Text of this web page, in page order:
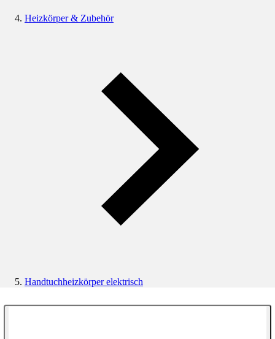
Heizkörper & Zubehör
Handtuchheizkörper elektrisch